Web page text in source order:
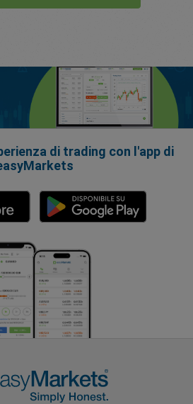
di trading con l'app di